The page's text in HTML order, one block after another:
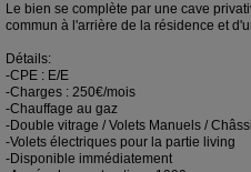
Le bien se complète par une cave
commun à l'arrière de la résidence et
Détails:
-CPE : E/E
-Charges : 250€/mois
-Chauffage au gaz
-Double vitrage / Volets Manuels /
-Volets électriques pour la partie living
-Disponible immédiatement